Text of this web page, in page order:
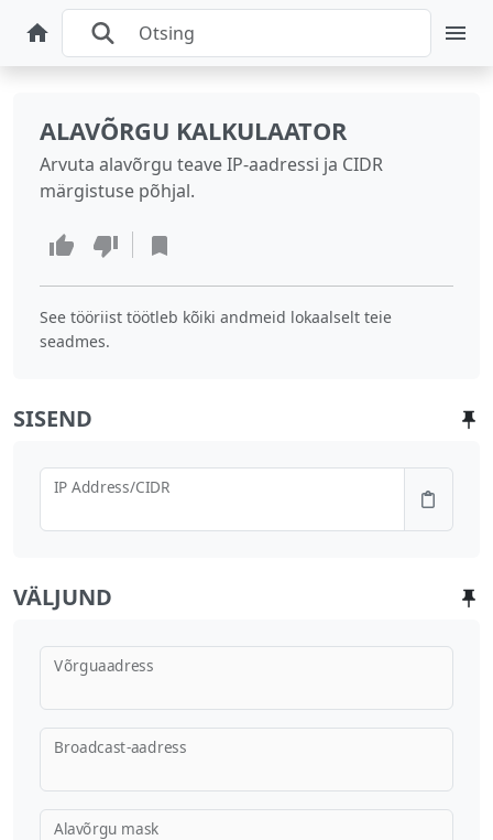
ALAVÕRGU KALKULAATOR
Arvuta alavõrgu teave IP-aadressi ja CIDR
märgistuse põhjal.
See tööriist töötleb kõiki andmeid lokaalselt teie
seadmes.
SISEND
IP Address/CIDR
VÄLJUND
Võrguaadress
Broadcast-aadress
Alavõrgu mask